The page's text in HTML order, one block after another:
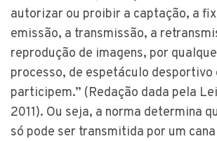
autorizar ou proibir a captação, a
emissão, a transmissão, a
reprodução de imagens, por
processo, de espetáculo desportivo
participem.” (Redação dada pela
2011). Ou seja, a norma determina
só pode ser transmitida por um